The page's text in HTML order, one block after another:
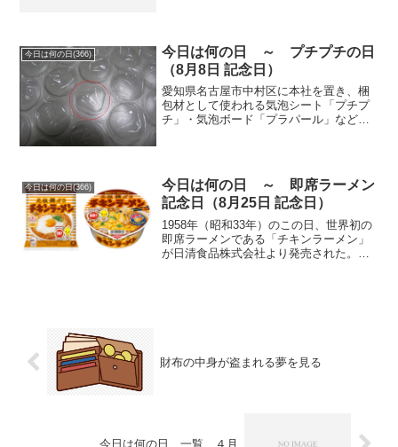
ション...
今日は何の日(366)
今日は何の日 ～ プチプチの日
（8月8日 記念日）
愛知県名古屋市中村区に本社を置き、梱
包材として使われる気泡シート「プチプ
チ」・気泡ボード「プラパール」などを
させることと、「...
今日は何の日(366)
今日は何の日 ～ 即席ラーメン
記念日（8月25日 記念日）
1958年（昭和33年）のこの日、世界初の
即席ラーメンである「チキンラーメン」
が日清食品株式会社より発売された。同
財布の中身が盗まれる夢を見る
今日は何の日 一覧 ４月